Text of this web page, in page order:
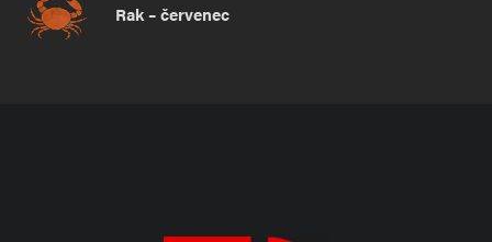
Rak – červenec